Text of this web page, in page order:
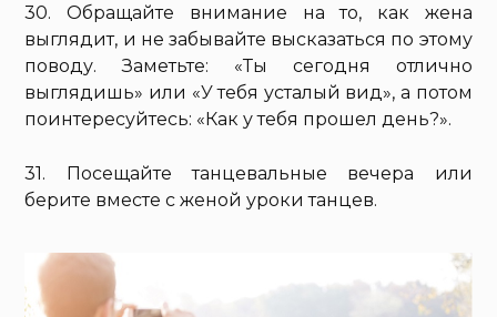
30. Обращайте внимание на то, как жена
выглядит, и не забывайте высказаться по этому
поводу. Заметьте: «Ты сегодня отлично
выглядишь» или «У тебя усталый вид», а потом
поинтересуйтесь: «Как у тебя прошел день?».
31. Посещайте танцевальные вечера или
берите вместе с женой уроки танцев.